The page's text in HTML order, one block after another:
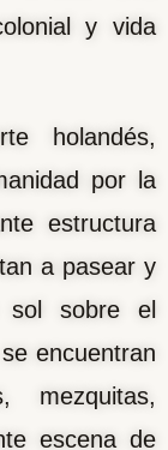
y vida
holandés,
por la
estructura
a pasear y
sobre el
encuentran
mezquitas,
escena de